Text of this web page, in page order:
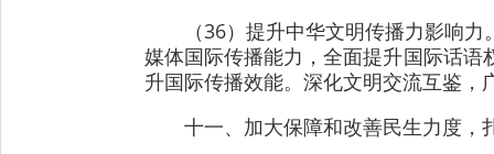
（36）提升中华文明传播力影响
媒体国际传播能力，全面提升国际话
升国际传播效能。深化文明交流互鉴
十一、加大保障和改善民生力度，